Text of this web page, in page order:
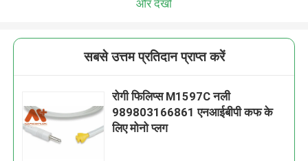
और देखो
सबसे उत्तम प्रतिदान प्राप्त करें
रोगी फिलिप्स M1597C नली
989803166861 एनआईबीपी कफ के
लिए मोनो प्लग